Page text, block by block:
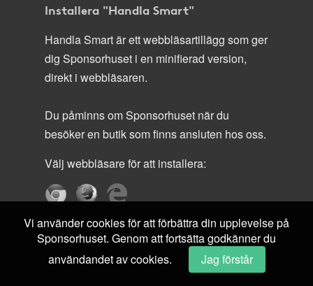
Installera "Handla Smart"
Handla Smart är ett webbläsartillägg som ger
dig Sponsorhuset i en minifierad version,
direkt i webbläsaren.
Du påminns om Sponsorhuset när du
besöker en butik som finns ansluten hos oss.
Välj webbläsare för att installera:
Vi använder cookies för att förbättra din upplevelse på
Sponsorhuset. Genom att fortsätta godkänner du
användandet av cookies.
Jag förstår